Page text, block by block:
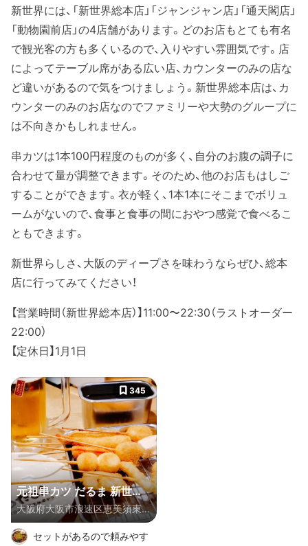
新世界には、「新世界総本店」「ジャンジャン店」「通天閣店」
「動物園前店」の4店舗があります。どのお店もとても有名
で観光客の方も多くいるので、入りやすい雰囲気です。店
によってテーブル席がある広い店、カウンターのみの店な
ど違いがあるので気をつけましょう。新世界総本店は、カ
ウンターのみのお店なのでファミリーや大勢のグループに
は不向きかもしれません。
串カツは1本100円程度のものが多く、自分のお腹の調子に
合わせて量が調整できます。そのため、他のお店もはしご
することができます。衣が軽く、1本1本にそこまでボリュ
ームがないので、食事と食事の間におやつ感覚で食べるこ
ともできます。
新世界らしさ、大阪のディープさを味わうならぜひ、総本
店に行ってみてください！
【営業時間（新世界総本店）】11:00〜22:30（ラストオーダー
22:00）
【定休日】1月1日
元祖串カツ だるま 新世界
総本店
大阪府大阪市浪速区恵美須東２
丁目３-９
345
セットがあるので頼みやす